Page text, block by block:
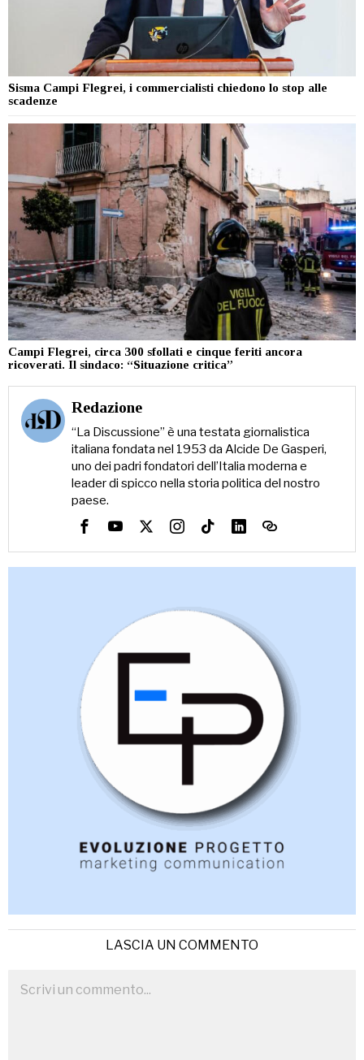
Sisma Campi Flegrei, i commercialisti chiedono lo stop alle
scadenze
Campi Flegrei, circa 300 sfollati e cinque feriti ancora
ricoverati. Il sindaco: “Situazione critica”
Redazione
“La Discussione” è una testata giornalistica
italiana fondata nel 1953 da Alcide De Gasperi,
uno dei padri fondatori dell’Italia moderna e
leader di spicco nella storia politica del nostro
paese.
LASCIA UN COMMENTO